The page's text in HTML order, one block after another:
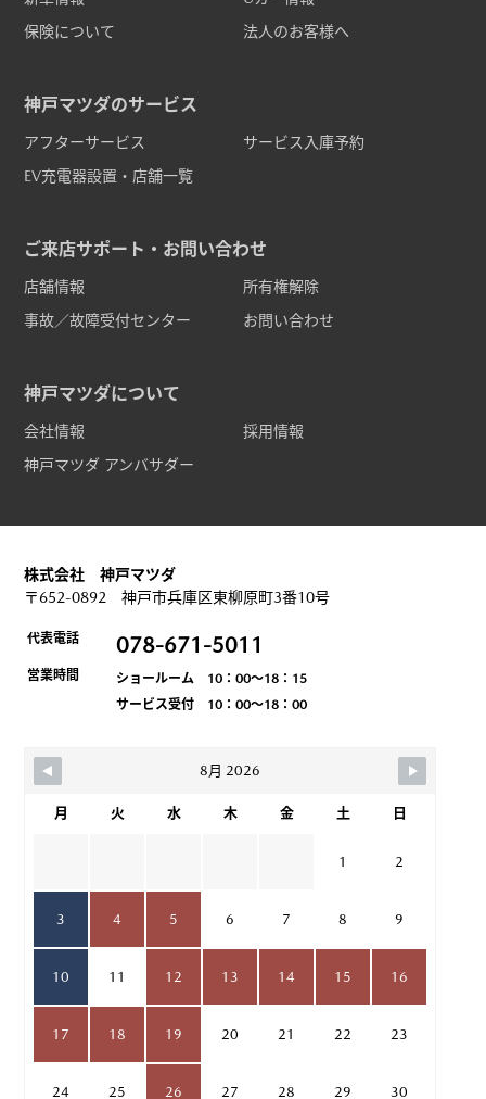
保険について
法人のお客様へ
神戸マツダのサービス
アフターサービス
サービス入庫予約
EV充電器設置・店舗一覧
ご来店サポート・お問い合わせ
店舗情報
所有権解除
事故／故障受付センター
お問い合わせ
神戸マツダについて
会社情報
採用情報
神戸マツダ アンバサダー
株式会社 神戸マツダ
〒652-0892 神戸市兵庫区東柳原町3番10号
代表電話 078-671-5011
営業時間
ショールーム 10：00～18：15
サービス受付 10：00～18：00
8月 2026
月 火 水 木 金 土 日
1 2
3 4 5 6 7 8 9
10 11 12 13 14 15 16
17 18 19 20 21 22 23
24 25 26 27 28 29 30